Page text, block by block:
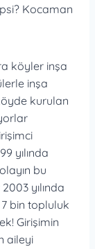
Kocaman
köyler inşa
inşa
kurulan
yılında
bu
yılında
bin topluluk
Girişimin
aileyi